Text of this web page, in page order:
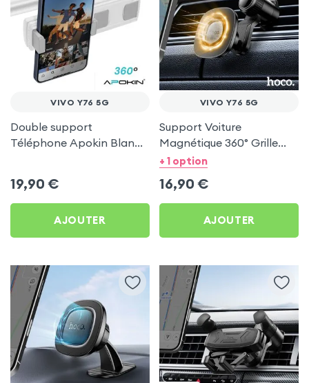
VIVO Y76 5G
Double support
Téléphone Apokin Blanc
et Twitch
19,90 €
AJOUTER
VIVO Y76 5G
Support Voiture
Magnétique 360° Grille
d'aération Hoco pour Vivo
+ 1 option
16,90 €
AJOUTER